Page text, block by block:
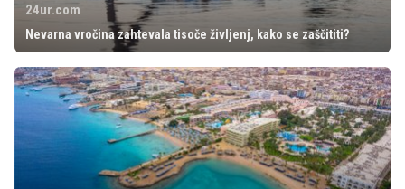
24ur.com
Nevarna vročina zahtevala tisoče življenj, kako se zaščititi?